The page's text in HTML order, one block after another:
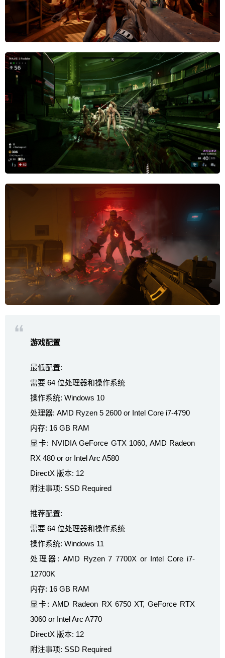
游戏配置
最低配置:
需要 64 位处理器和操作系统
操作系统: Windows 10
处理器: AMD Ryzen 5 2600 or Intel Core i7-4790
内存: 16 GB RAM
显卡: NVIDIA GeForce GTX 1060, AMD Radeon
RX 480 or or Intel Arc A580
DirectX 版本: 12
附注事项: SSD Required
推荐配置:
需要 64 位处理器和操作系统
操作系统: Windows 11
处理器: AMD Ryzen 7 7700X or Intel Core i7-
12700K
内存: 16 GB RAM
显卡: AMD Radeon RX 6750 XT, GeForce RTX
3060 or Intel Arc A770
DirectX 版本: 12
附注事项: SSD Required